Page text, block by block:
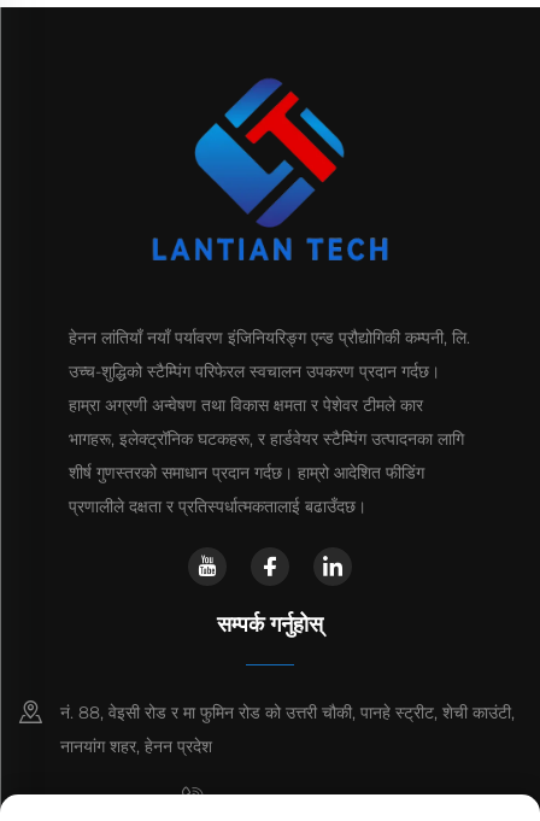
हेनन लांतियाँ नयाँ पर्यावरण इंजिनियरिङ्ग एन्ड प्रौद्योगिकी कम्पनी, लि.
उच्च-शुद्धिको स्टैम्पिंग परिफेरल स्वचालन उपकरण प्रदान गर्दछ।
हाम्रा अग्रणी अन्वेषण तथा विकास क्षमता र पेशेवर टीमले कार
भागहरू, इलेक्ट्रॉनिक घटकहरू, र हार्डवेयर स्टैम्पिंग उत्पादनका लागि
शीर्ष गुणस्तरको समाधान प्रदान गर्दछ। हाम्रो आदेशित फीडिंग
प्रणालीले दक्षता र प्रतिस्पर्धात्मकतालाई बढाउँदछ।
सम्पर्क गर्नुहोस्
नं. 88, वेइसी रोड र मा फुमिन रोड को उत्तरी चौकी, पानहे स्ट्रीट, शेची काउंटी,
नानयांग शहर, हेनन प्रदेश
+8615993153189